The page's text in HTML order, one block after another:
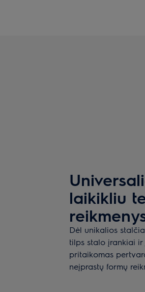
laikikliu
Dėl unikalios
tilps stalo įrankiai
pritaikomas
neįprastų formų